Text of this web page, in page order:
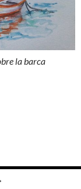
la barca